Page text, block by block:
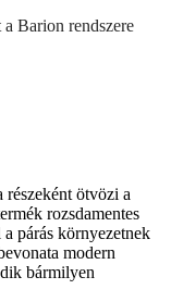
Barion rendszere
ötvözi a
rozsdamentes
párás környezetnek
modern
bármilyen